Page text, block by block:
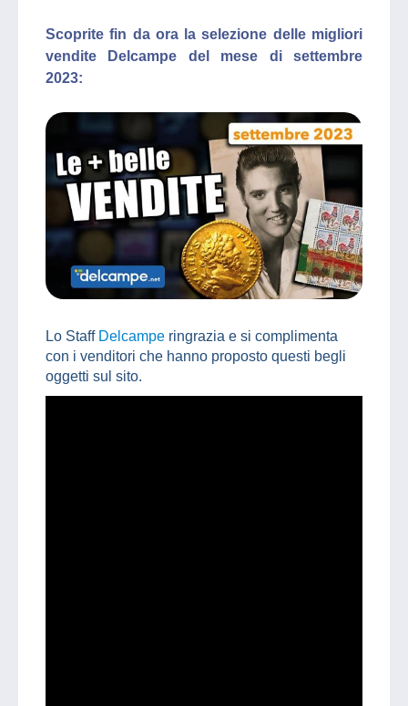
Scoprite fin da ora la selezione delle migliori
vendite Delcampe del mese di settembre
2023:
Lo Staff Delcampe ringrazia e si complimenta
con i venditori che hanno proposto questi begli
oggetti sul sito.